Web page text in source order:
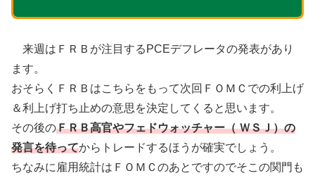
来週はＦＲＢが注目するPCEデフレータの発表があり
ます。
おそらくＦＲＢはこちらをもって次回ＦＯＭＣでの利上げ
＆利上げ打ち止めの意思を決定してくると思います。
その後のＦＲＢ高官やフェドウォッチャー（ ＷＳＪ）の
発言を待ってからトレードするほうが確実でしょう。
ちなみに雇用統計はＦＯＭＣのあとですのでそこの関門も